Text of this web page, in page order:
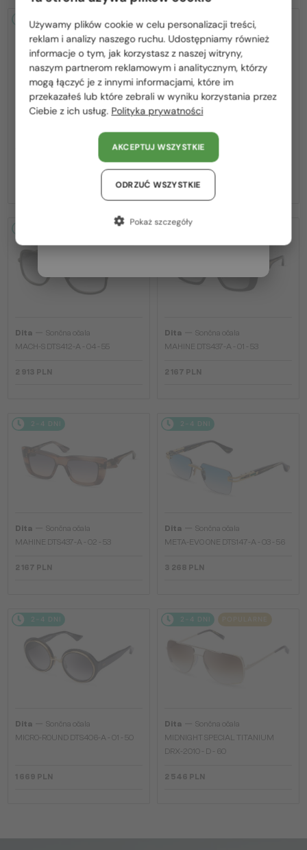
2-4 DNI
MACH ONE DRX-2030 TITANIUM -
2-4 DNI
MACH SIX//TITANIUM DTS121 - 01 -
62
Dita
Sončna očala
MACH-S DTS412-A - 04 - 55
2 913 PLN
2-4 DNI
Dita
Sončna očala
MAHINE DTS437-A - 01 - 53
2 167 PLN
2-4 DNI
Dita
Sončna očala
MAHINE DTS437-A - 02 - 53
2 167 PLN
2-4 DNI
Dita
Sončna očala
META-EVO ONE DTS147-A - 03 - 56
3 268 PLN
2-4 DNI
Dita
Sončna očala
MICRO-ROUND DTS406-A - 01 - 50
1 669 PLN
2-4 DNI
Dita
Sončna očala
MIDNIGHT SPECIAL TITANIUM
DRX-2010 - D - 60
2 546 PLN
Proszę wybierz z listy odpowiedni dla Ciebie kraj:
Polska / PL
România / RO
Magyarország / HU
United Arab Emirates / EN
Austria / AT
Niemcy / DE
Włochy / IT
Używamy plików cookie w celu personalizacji treści,
reklam i analizy naszego ruchu. Udostępniamy również
informacje o tym, jak korzystasz z naszej witryny,
naszym partnerom reklamowym i analitycznym, którzy
mogą łączyć je z innymi informacjami, które im
przekazałeś lub które zebrali w wyniku korzystania przez
Ciebie z ich usług. Polityka prywatności
AKCEPTUJ WSZYSTKIE
ODRZUĆ WSZYSTKIE
Pokaż szczegóły